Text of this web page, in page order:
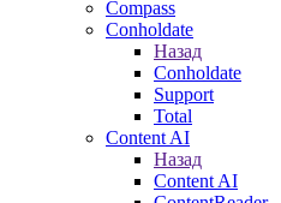
Compass
Conholdate
Назад
Conholdate
Support
Total
Content AI
Назад
Content AI